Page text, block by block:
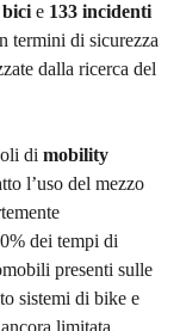
bici e 133 incidenti
termini di sicurezza
dalla ricerca del
di mobility
l’uso del mezzo
dei tempi di
presenti sulle
sistemi di bike e
limitata.